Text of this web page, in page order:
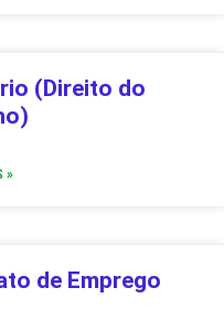
(Direito do
»
de Emprego